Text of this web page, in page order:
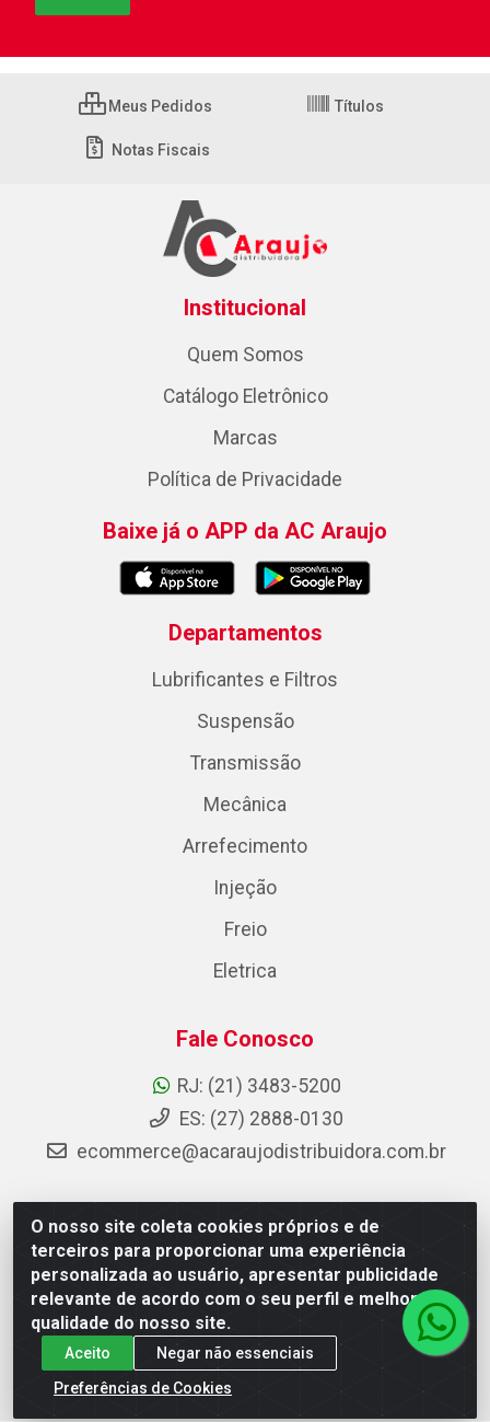
O nosso site coleta cookies próprios e de
terceiros para proporcionar uma experiência
personalizada ao usuário, apresentar publicidade
relevante de acordo com o seu perfil e melhorar a
qualidade do nosso site.
Aceito
Negar não essenciais
Preferências de Cookies
Meus Pedidos Títulos
Notas Fiscais
Institucional
Quem Somos
Catálogo Eletrônico
Marcas
Política de Privacidade
Baixe já o APP da AC Araujo
Departamentos
Lubrificantes e Filtros
Suspensão
Transmissão
Mecânica
Arrefecimento
Injeção
Freio
Eletrica
Fale Conosco
RJ: (21) 3483-5200
ES: (27) 2888-0130
ecommerce@acaraujodistribuidora.com.br
AC Araujo Distribuidora - Rua Carneiro de Campos, 42 -
São Cristóvão, Rio de Janeiro/RJ - CEP 20.920-410 -
CNPJ 08.744.753/0003-85